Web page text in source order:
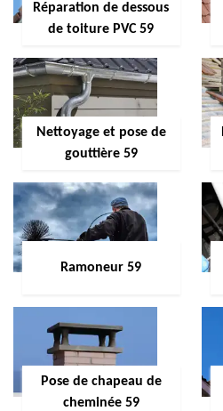
Réparation de dessous
de toiture PVC 59
Nettoyage et pose de
gouttière 59
Ramoneur 59
Pose de chapeau de
cheminée 59